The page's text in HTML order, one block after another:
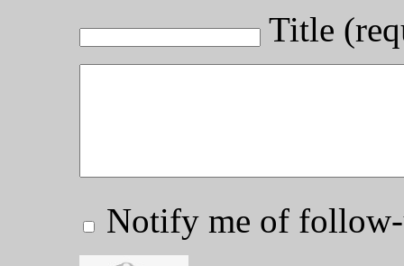
Title
Notify me of follow-